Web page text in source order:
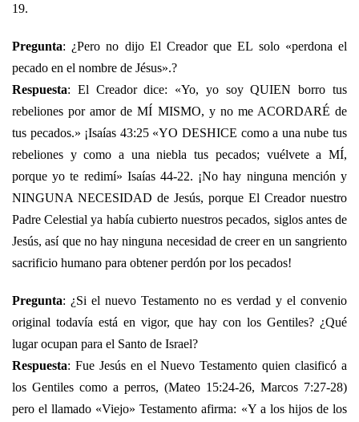
19.
Pregunta: ¿Pero no dijo El Creador que EL solo «perdona el
pecado en el nombre de Jésus».?
Respuesta: El Creador dice: «Yo, yo soy QUIEN borro tus
rebeliones por amor de MÍ MISMO, y no me ACORDARÉ de
tus pecados.» ¡Isaías 43:25 «YO DESHICE como a una nube tus
rebeliones y como a una niebla tus pecados; vuélvete a MÍ,
porque yo te redimí» Isaías 44-22. ¡No hay ninguna mención y
NINGUNA NECESIDAD de Jesús, porque El Creador nuestro
Padre Celestial ya había cubierto nuestros pecados, siglos antes de
Jesús, así que no hay ninguna necesidad de creer en un sangriento
sacrificio humano para obtener perdón por los pecados!
Pregunta: ¿Si el nuevo Testamento no es verdad y el convenio
original todavía está en vigor, que hay con los Gentiles? ¿Qué
lugar ocupan para el Santo de Israel?
Respuesta: Fue Jesús en el Nuevo Testamento quien clasificó a
los Gentiles como a perros, (Mateo 15:24-26, Marcos 7:27-28)
pero el llamado «Viejo» Testamento afirma: «Y a los hijos de los